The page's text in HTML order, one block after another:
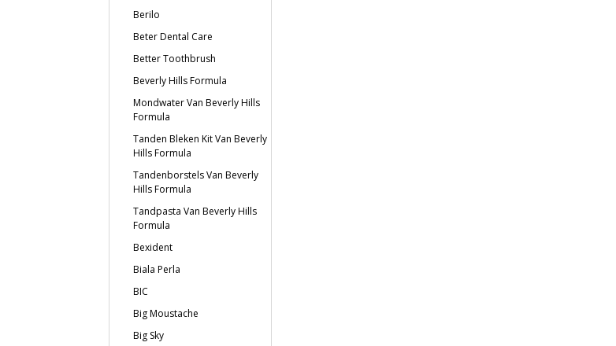
Berilo
Beter Dental Care
Better Toothbrush
Beverly Hills Formula
Mondwater Van Beverly Hills
Formula
Tanden Bleken Kit Van Beverly
Hills Formula
Tandenborstels Van Beverly
Hills Formula
Tandpasta Van Beverly Hills
Formula
Bexident
Biala Perla
BIC
Big Moustache
Big Sky